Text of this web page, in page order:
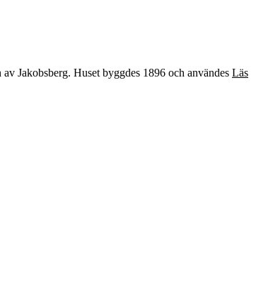
Jakobsberg. Huset byggdes 1896 och användes Läs